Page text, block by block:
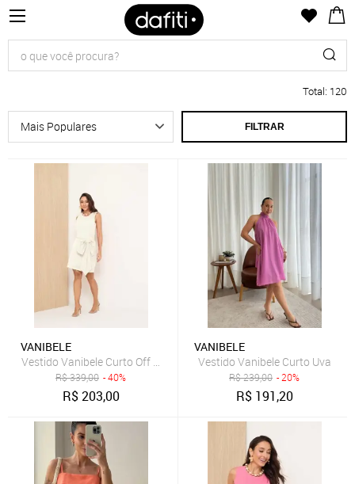
Total: 120
FILTRAR
VANIBELE
Vestido Vanibele Curto Off White
R$339,00 - 40%
R$203,00
VANIBELE
Vestido Vanibele Curto Uva
R$239,00 - 20%
R$ 191,20